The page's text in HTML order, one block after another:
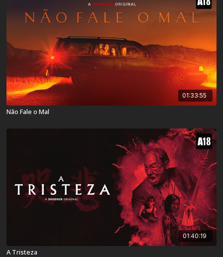
01:33:55
Não Fale o Mal
01:40:19
A Tristeza